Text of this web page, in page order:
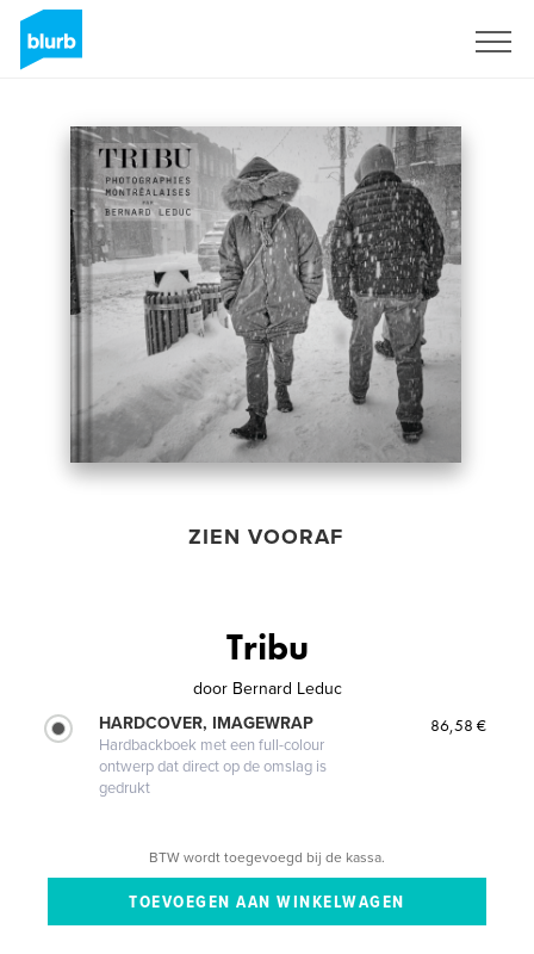
ZIEN VOORAF
Tribu
door Bernard Leduc
HARDCOVER, IMAGEWRAP
Hardbackboek met een full-colour
ontwerp dat direct op de omslag is
gedrukt
86,58 €
BTW wordt toegevoegd bij de kassa.